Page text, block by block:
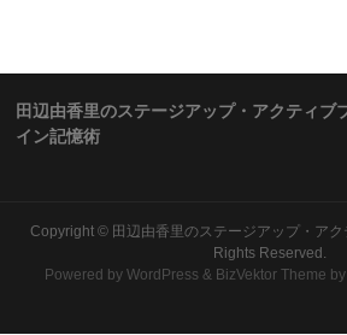
田辺由香里のステージアップ・アクティブ
イン記憶術
Copyright © 田辺由香里のステージアップ・ア
Rights Reserved.
Powered byWordPress & BizVektor Theme